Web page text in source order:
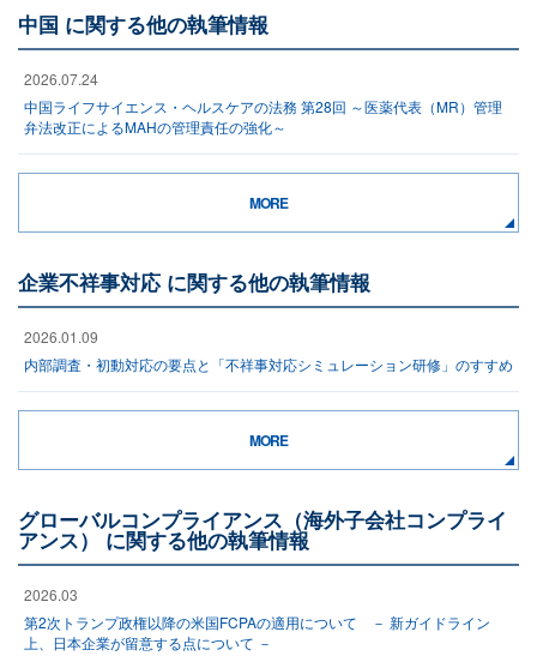
中国 に関する他の執筆情報
2026.07.24
中国ライフサイエンス・ヘルスケアの法務 第28回 ～医薬代表（MR）管理
弁法改正によるMAHの管理責任の強化～
MORE
企業不祥事対応 に関する他の執筆情報
2026.01.09
内部調査・初動対応の要点と「不祥事対応シミュレーション研修」のすすめ
MORE
グローバルコンプライアンス（海外子会社コンプライ
アンス） に関する他の執筆情報
2026.03
第2次トランプ政権以降の米国FCPAの適用について － 新ガイドライン
上、日本企業が留意する点について －